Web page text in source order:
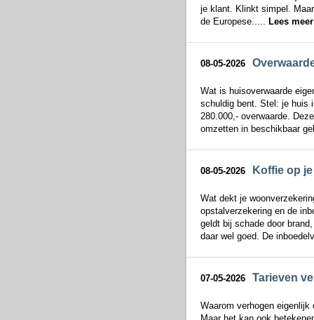
je klant. Klinkt simpel.
de Europese..... Lees
08-05-2026
Wat is huisoverwaarde
schuldig bent. Stel: je huis
280.000,- overwaarde.
omzetten in beschikbaar
08-05-2026 Koffie op
Wat dekt je
opstalverzekering en de
geldt bij schade door
daar wel goed. De
07-05-2026 Tarieven
Waarom verhogen